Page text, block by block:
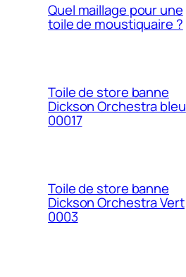
Quel maillage pour une
toile de moustiquaire ?
Toile de store banne
Dickson Orchestra bleu
00017
Toile de store banne
Dickson Orchestra Vert
0003